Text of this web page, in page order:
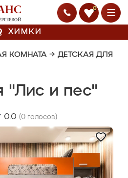
0
ХИМКИ
КОМНАТА → ДЕТСКАЯ ДЛЯ
"Лис и пес"
0.0 (0 голосов)